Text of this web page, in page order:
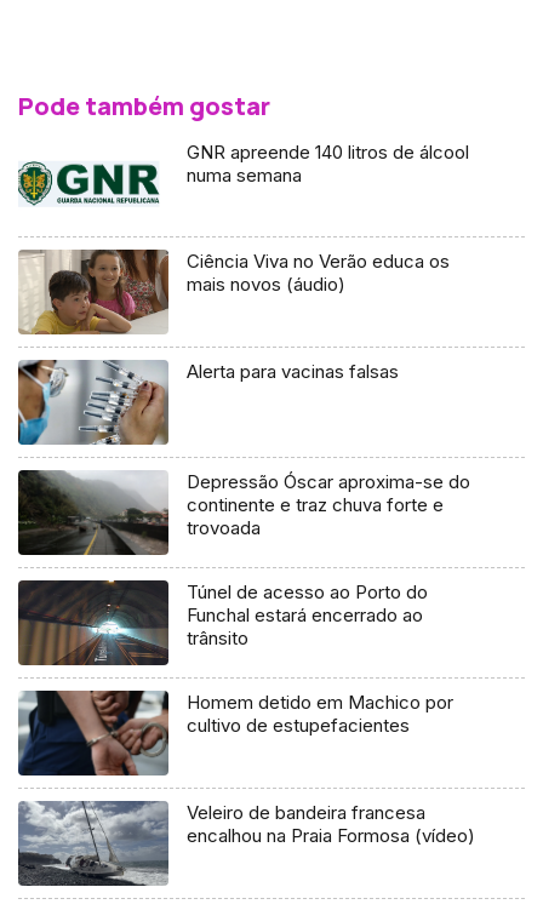
Pode também gostar
GNR apreende 140 litros de álcool
numa semana
Ciência Viva no Verão educa os
mais novos (áudio)
Alerta para vacinas falsas
Depressão Óscar aproxima-se do
continente e traz chuva forte e
trovoada
Túnel de acesso ao Porto do
Funchal estará encerrado ao
trânsito
Homem detido em Machico por
cultivo de estupefacientes
Veleiro de bandeira francesa
encalhou na Praia Formosa (vídeo)